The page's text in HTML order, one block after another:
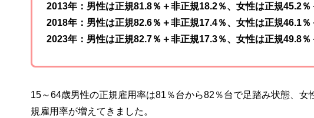
2013年：男性は正規81.8％＋非正規18.2％、女性は正規45.2％
2018年：男性は正規82.6％＋非正規17.4％、女性は正規46.1％
2023年：男性は正規82.7％＋非正規17.3％、女性は正規49.8％
15～64歳男性の正規雇用率は81％台から82％台で足踏み状態、
規雇用率が増えてきました。